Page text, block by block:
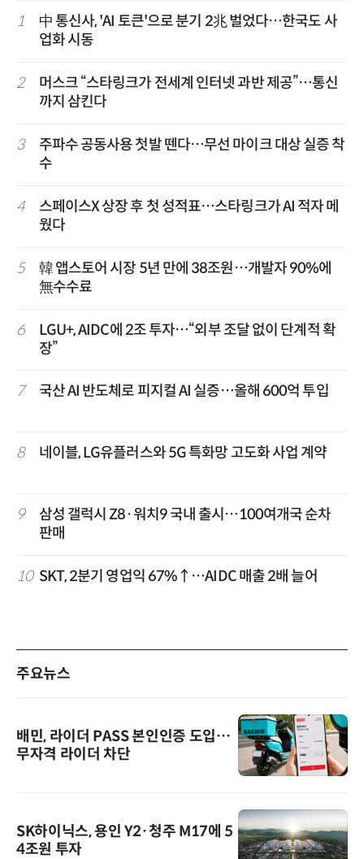
1
中 통신사, 'AI 토큰'으로 분기 2兆 벌었다…한국도 사
업화 시동
2
머스크 “스타링크가 전세계 인터넷 과반 제공”…통신
까지 삼킨다
3
주파수 공동사용 첫발 뗀다…무선 마이크 대상 실증 착
수
4
스페이스X 상장 후 첫 성적표…스타링크가 AI 적자 메
웠다
5
韓 앱스토어 시장 5년 만에 38조원…개발자 90%에
無수수료
6
LGU+, AIDC에 2조 투자…“외부 조달 없이 단계적 확
장”
7 국산 AI 반도체로 피지컬 AI 실증…올해 600억 투입
8 네이블, LG유플러스와 5G 특화망 고도화 사업 계약
9
삼성 갤럭시 Z8·워치9 국내 출시…100여개국 순차
판매
10 SKT, 2분기 영업익 67%↑…AIDC 매출 2배 늘어
주요뉴스
배민, 라이더 PASS 본인인증 도입…
무자격 라이더 차단
SK하이닉스, 용인 Y2·청주 M17에 5
4조원 투자